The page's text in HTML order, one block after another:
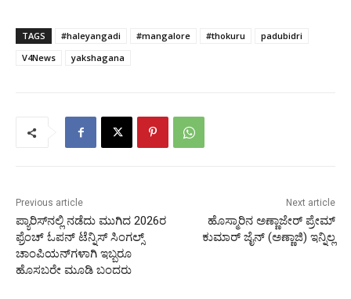
TAGS #haleyangadi #mangalore #thokuru
padubidri
V4News
yakshagana
Previous article
ಪ್ಯಾರಿಸ್‍ನಲ್ಲಿ ನಡೆದು ಮುಗಿದ 2026ರ
ಫ್ರೆಂಚ್ ಓಪನ್ ಟೆನ್ನಿಸ್ ಸಿಂಗಲ್ಸ್
ಚಾಂಪಿಯನ್‍ಗಳಾಗಿ ಇಬ್ಬರೂ
ಹೊಸಬರೇ ಮೂಡಿ ಬಂದರು
Next article
ಹೊಸ್ಮಾರಿನ ಅಣ್ಣಾಜೇರ್ ಪ್ರೇಮ್
ಕುಮಾರ್ ಜೈನ್ (ಅಣ್ಣಾಜಿ) ಇನ್ನಿಲ್ಲ